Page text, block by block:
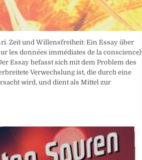
Zeit und Willensfreiheit: Ein Essay über
les données immédiates de la conscience)
Essay befasst sich mit dem Problem des
Verwechslung ist, die durch eine
wird, und dient als Mittel zur